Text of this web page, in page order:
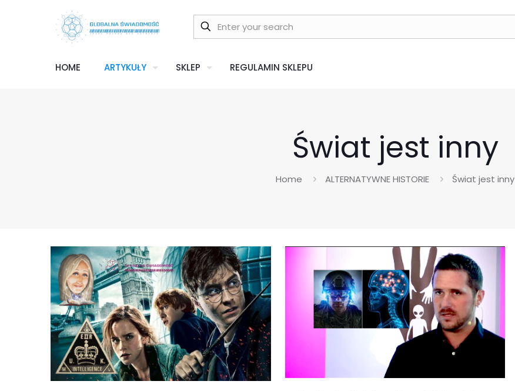
HOME ARTYKUŁY SKLEP REGULAMIN SKLEPU
Świat jest inny
Home ALTERNATYWNE HISTORIE Świat jest inny